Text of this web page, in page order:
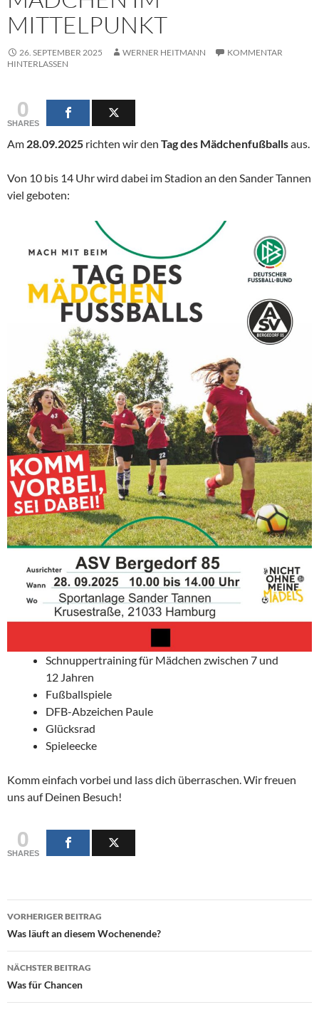
MITTELPUNKT
26. SEPTEMBER 2025 WERNER HEITMANN
KOMMENTAR
HINTERLASSEN
0
SHARES
Am 28.09.2025 richten wir den Tag des Mädchenfußballsaus.
Von 10 bis 14 Uhr wird dabei im Stadion an den Sander Tannen
viel geboten:
Schnuppertraining für Mädchen zwischen 7 und
12 Jahren
Fußballspiele
DFB-Abzeichen Paule
Glücksrad
Spieleecke
Komm einfach vorbei und lass dich überraschen. Wir freuen
uns auf Deinen Besuch!
0
SHARES
Beitragsnavigation
VORHERIGER BEITRAG
Was läuft an diesem Wochenende?
NÄCHSTER BEITRAG
Was für Chancen